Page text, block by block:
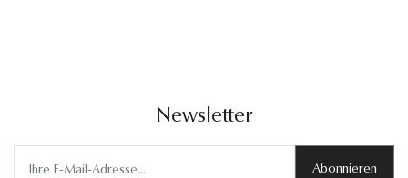
Newsletter
Abonnieren